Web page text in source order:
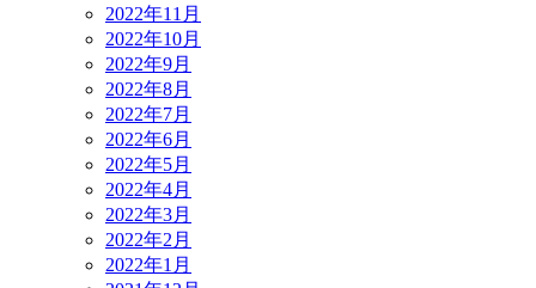
2022年11月
2022年10月
2022年9月
2022年8月
2022年7月
2022年6月
2022年5月
2022年4月
2022年3月
2022年2月
2022年1月